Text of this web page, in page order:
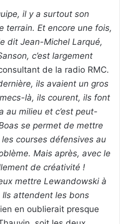
il y a surtout son
terrain. Et encore une fois,
dit Jean-Michel Larqué,
c’est largement
de la radio RMC.
ils avaient un gros
là, ils courent, ils font
au milieu et c’est peut-
se permet de mettre
courses défensives au
Mais après, avec le
de créativité !
mettre Lewandowski à
attendent les bons
en oublierait presque